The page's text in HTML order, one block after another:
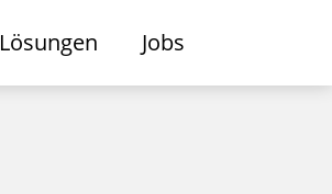
Lösungen Jobs